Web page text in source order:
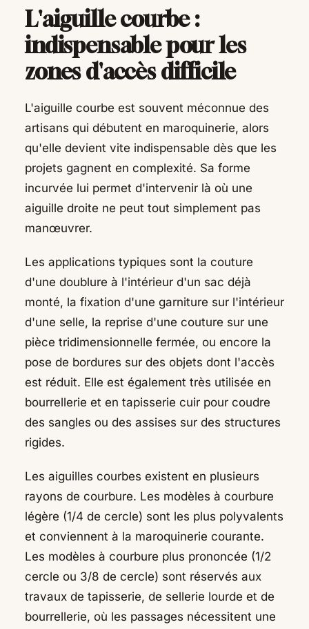
L'aiguille courbe :
indispensable pour les
zones d'accès difficile
L'aiguille courbe est souvent méconnue des
artisans qui débutent en maroquinerie, alors
qu'elle devient vite indispensable dès que les
projets gagnent en complexité. Sa forme
incurvée lui permet d'intervenir là où une
aiguille droite ne peut tout simplement pas
manœuvrer.
Les applications typiques sont la couture
d'une doublure à l'intérieur d'un sac déjà
monté, la fixation d'une garniture sur l'intérieur
d'une selle, la reprise d'une couture sur une
pièce tridimensionnelle fermée, ou encore la
pose de bordures sur des objets dont l'accès
est réduit. Elle est également très utilisée en
bourrellerie et en tapisserie cuir pour coudre
des sangles ou des assises sur des structures
rigides.
Les aiguilles courbes existent en plusieurs
rayons de courbure. Les modèles à courbure
légère (1/4 de cercle) sont les plus polyvalents
et conviennent à la maroquinerie courante.
Les modèles à courbure plus prononcée (1/2
cercle ou 3/8 de cercle) sont réservés aux
travaux de tapisserie, de sellerie lourde et de
bourrellerie, où les passages nécessitent une